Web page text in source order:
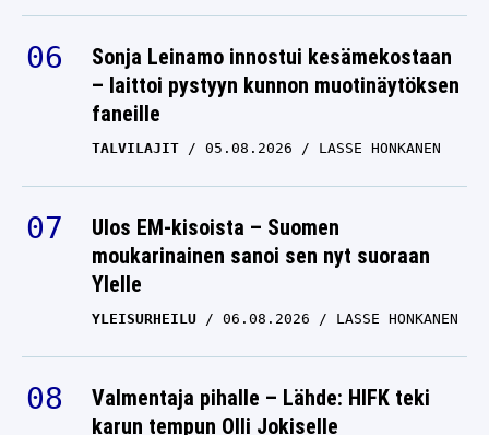
Sonja Leinamo innostui kesämekostaan
– laittoi pystyyn kunnon muotinäytöksen
faneille
TALVILAJIT 05.08.2026 LASSE HONKANEN
Ulos EM-kisoista – Suomen
moukarinainen sanoi sen nyt suoraan
Ylelle
YLEISURHEILU 06.08.2026 LASSE HONKANEN
Valmentaja pihalle – Lähde: HIFK teki
karun tempun Olli Jokiselle